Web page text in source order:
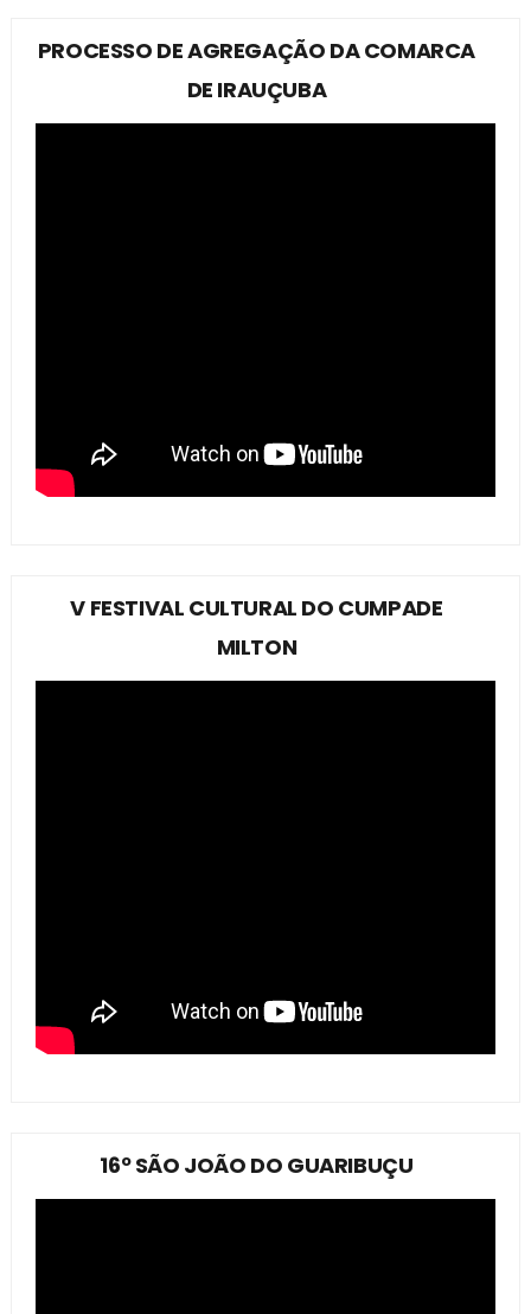
PROCESSO DE AGREGAÇÃO DA COMARCA
DE IRAUÇUBA
V FESTIVAL CULTURAL DO CUMPADE
MILTON
16º SÃO JOÃO DO GUARIBUÇU